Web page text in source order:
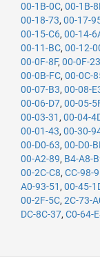
00-1B-0C, 00-1B-
00-18-73, 00-17-
00-15-C6, 00-14-
00-11-BC, 00-12-
00-0F-8F, 00-0F-23
00-0B-FC, 00-0C-
00-07-B3, 00-08-
00-06-D7, 00-05-
00-03-31 , 00-04-
00-01-43, 00-30-
00-D0-63, 00-D0-
00-A2-89, B4-A8-
00-2C-C8, CC-98-
A0-93-51 , 00-45-
00-2F-5C, 2C-73-
DC-8C-37, C0-64-